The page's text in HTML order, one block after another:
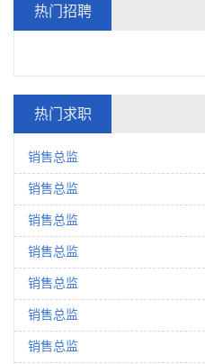
热门招聘
热门求职
销售总监
销售总监
销售总监
销售总监
销售总监
销售总监
销售总监